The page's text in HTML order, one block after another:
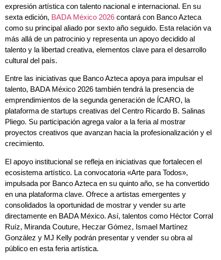
expresión artística con talento nacional e internacional. En su
sexta edición, BADA México 2026 contará con Banco Azteca
como su principal aliado por sexto año seguido. Esta relación va
más allá de un patrocinio y representa un apoyo decidido al
talento y la libertad creativa, elementos clave para el desarrollo
cultural del país.
Entre las iniciativas que Banco Azteca apoya para impulsar el
talento, BADA México 2026 también tendrá la presencia de
emprendimientos de la segunda generación de ÍCARO, la
plataforma de startups creativas del Centro Ricardo B. Salinas
Pliego. Su participación agrega valor a la feria al mostrar
proyectos creativos que avanzan hacia la profesionalización y el
crecimiento.
El apoyo institucional se refleja en iniciativas que fortalecen el
ecosistema artístico. La convocatoria «Arte para Todos»,
impulsada por Banco Azteca en su quinto año, se ha convertido
en una plataforma clave. Ofrece a artistas emergentes y
consolidados la oportunidad de mostrar y vender su arte
directamente en BADA México. Así, talentos como Héctor Corral
Ruíz, Miranda Couture, Heczar Gómez, Ismael Martínez
González y MJ Kelly podrán presentar y vender su obra al
público en esta feria artística.